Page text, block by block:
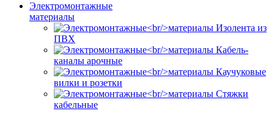
Электромонтажные
материалы
Изолента из
ПВХ
Кабель-
каналы арочные
Каучуковые
вилки и розетки
Стяжки
кабельные